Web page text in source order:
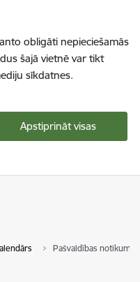
obligāti nepieciešamās
šajā vietnē var tikt
sīkdatnes.
Apstiprināt visas
Pašvaldības notikumi